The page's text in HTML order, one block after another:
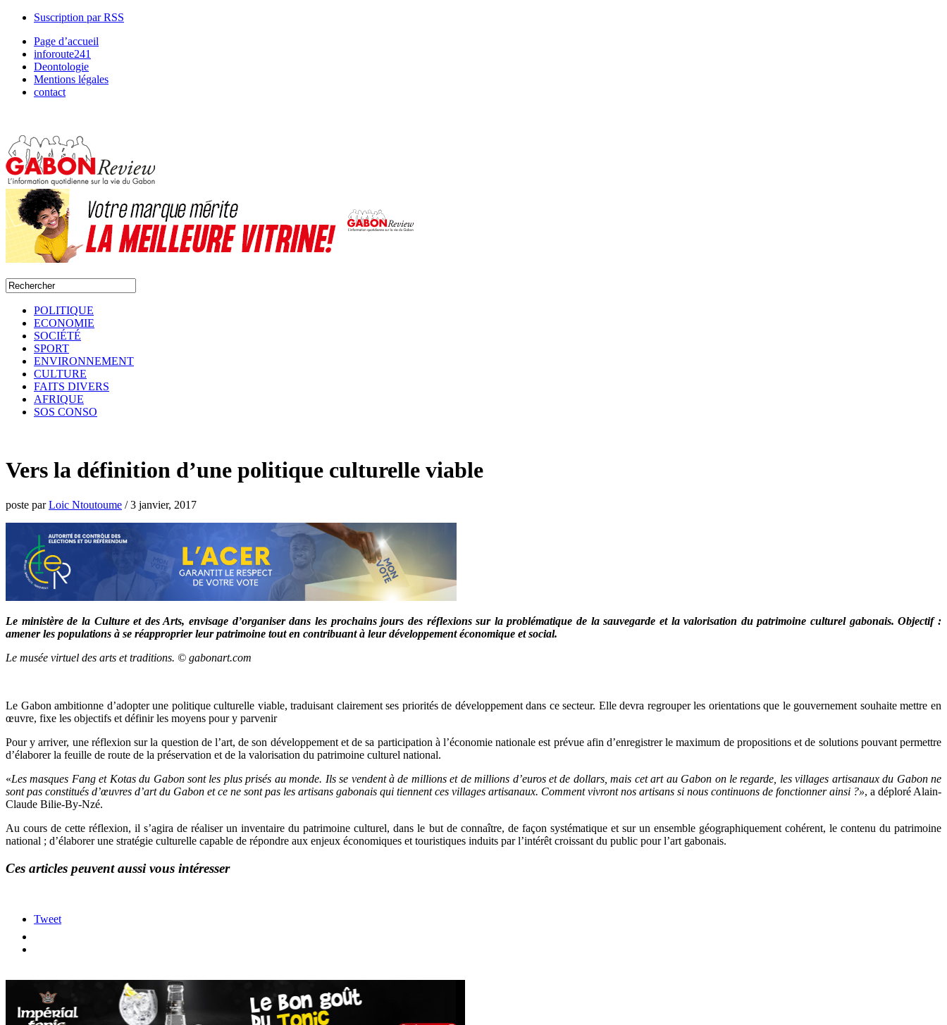
Suscription par RSS
Page d’accueil
inforoute241
Deontologie
Mentions légales
contact
POLITIQUE
ECONOMIE
SOCIÉTÉ
SPORT
ENVIRONNEMENT
CULTURE
FAITS DIVERS
AFRIQUE
SOS CONSO
Vers la définition d’une politique culturelle viable
poste parLoic Ntoutoume /3 janvier, 2017
Le ministère de la Culture et des Arts, envisage d’organiser dans les prochains jours des réflexions sur la problématique de la sauvegarde et la valorisation du patrimoine culturel gabonais. Objectif :
amener les populations à se réapproprier leur patrimoine tout en contribuant à leur développement économique et social.
Le musée virtuel des arts et traditions. © gabonart.com
Le Gabon ambitionne d’adopter une politique culturelle viable, traduisant clairement ses priorités de développement dans ce secteur. Elle devra regrouper les orientations que le gouvernement souhaite mettre en
œuvre, fixe les objectifs et définir les moyens pour y parvenir
Pour y arriver, une réflexion sur la question de l’art, de son développement et de sa participation à l’économie nationale est prévue afin d’enregistrer le maximum de propositions et de solutions pouvant permettre
d’élaborer la feuille de route de la préservation et de la valorisation du patrimoine culturel national.
«Les masques Fang et Kotas du Gabon sont les plus prisés au monde. Ils se vendent à de millions et de millions d’euros et de dollars, mais cet art au Gabon on le regarde, les villages artisanaux du Gabon ne
sont pas constitués d’œuvres d’art du Gabon et ce ne sont pas les artisans gabonais qui tiennent ces villages artisanaux. Comment vivront nos artisans si nous continuons de fonctionner ainsi ?», a déploré Alain-
Claude Bilie-By-Nzé.
Au cours de cette réflexion, il s’agira de réaliser un inventaire du patrimoine culturel, dans le but de connaître, de façon systématique et sur un ensemble géographiquement cohérent, le contenu du patrimoine
national ; d’élaborer une stratégie culturelle capable de répondre aux enjeux économiques et touristiques induits par l’intérêt croissant du public pour l’art gabonais.
Ces articles peuvent aussi vous intéresser
Tweet